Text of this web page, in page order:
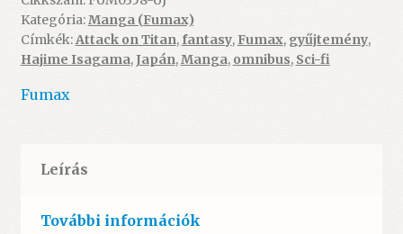
Áron
Keménytáblás
-
Kategória:Manga (Fumax)
Címkék:Attack on Titan, fantasy, Fumax, gyűjtemény,
Hajime Isagama,Japán,Manga, omnibus, Sci-fi
Fumax
Leírás
További információk